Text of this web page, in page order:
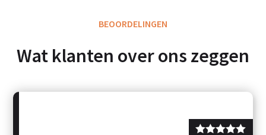
BEOORDELINGEN
Wat klanten over ons zeggen